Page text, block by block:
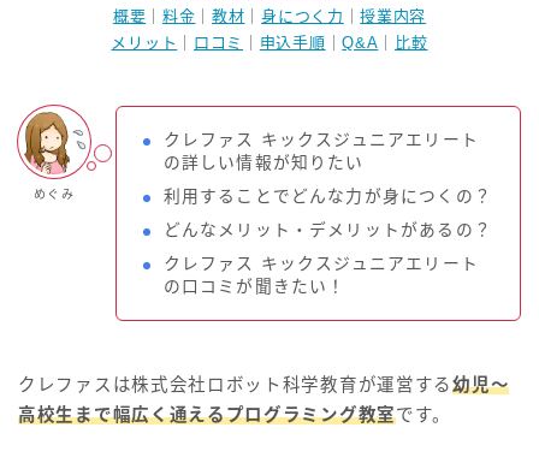
概要
料金 ｜教材 ｜身につく力 ｜授業内容
メリット
口コミ 申込手順 ｜Q&A 比較
めぐみ
クレファス キックスジュニアエリート
の詳しい情報が知りたい
利用することでどんな力が身につくの？
どんなメリット・デメリットがあるの？
クレファス キックスジュニアエリート
の口コミが聞きたい！
クレファスは株式会社ロボット科学教育が運営する幼児～
高校生まで幅広く通えるプログラミング教室です。